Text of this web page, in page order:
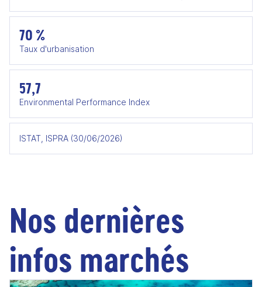
70 %
Taux d'urbanisation
57,7
Environmental Performance Index
ISTAT, ISPRA (30/06/2026)
Nos dernières
infos marchés